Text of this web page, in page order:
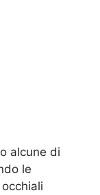
alcune di
le